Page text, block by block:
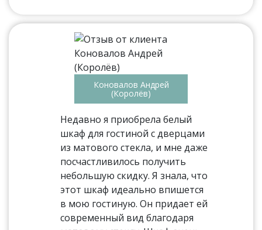
Коновалов Андрей
(Королёв)
Недавно я приобрела белый
шкаф для гостиной с дверцами
из матового стекла, и мне даже
посчастливилось получить
небольшую скидку. Я знала, что
этот шкаф идеально впишется
в мою гостиную. Он придает ей
современный вид благодаря